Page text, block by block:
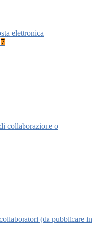
elettronica
7
collaborazione o
(da pubblicare in